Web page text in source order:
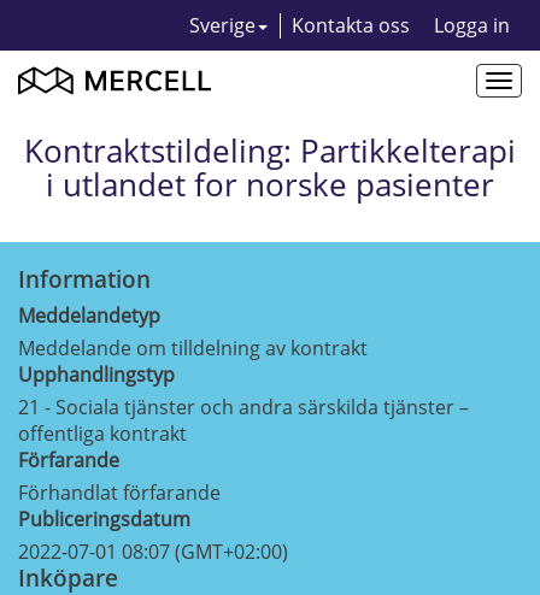
Sverige Kontakta oss Logga in
Kontraktstildeling: Partikkelterapi
i utlandet for norske pasienter
Information
Meddelandetyp
Meddelande om tilldelning av kontrakt
Upphandlingstyp
21 - Sociala tjänster och andra särskilda tjänster –
offentliga kontrakt
Förfarande
Förhandlat förfarande
Publiceringsdatum
2022-07-01 08:07 (GMT+02:00)
Inköpare